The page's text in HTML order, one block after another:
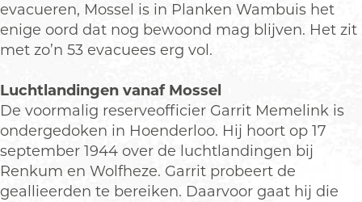
evacueren, Mossel is in Planken Wambuis het
enige oord dat nog bewoond mag blijven. Het zit
met zo’n 53 evacuees erg vol.
Luchtlandingen vanaf Mossel
De voormalig reserveofficier Garrit Memelink is
ondergedoken in Hoenderloo. Hij hoort op 17
september 1944 over de luchtlandingen bij
Renkum en Wolfheze. Garrit probeert de
geallieerden te bereiken. Daarvoor gaat hij die